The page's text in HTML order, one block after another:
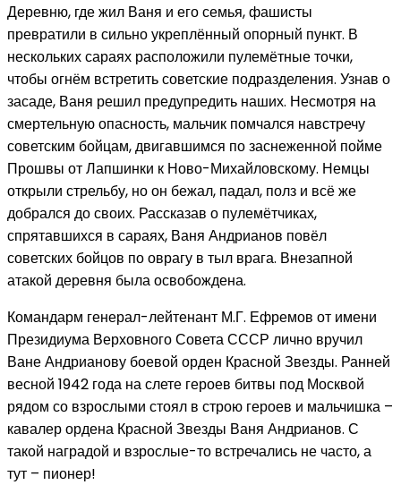
Деревню, где жил Ваня и его семья, фашисты
превратили в сильно укреплённый опорный пункт. В
нескольких сараях расположили пулемётные точки,
чтобы огнём встретить советские подразделения. Узнав о
засаде, Ваня решил предупредить наших. Несмотря на
смертельную опасность, мальчик помчался навстречу
советским бойцам, двигавшимся по заснеженной пойме
Прошвы от Лапшинки к Ново-Михайловскому. Немцы
открыли стрельбу, но он бежал, падал, полз и всё же
добрался до своих. Рассказав о пулемётчиках,
спрятавшихся в сараях, Ваня Андрианов повёл
советских бойцов по оврагу в тыл врага. Внезапной
атакой деревня была освобождена.
Командарм генерал-лейтенант М.Г. Ефремов от имени
Президиума Верховного Совета СССР лично вручил
Ване Андрианову боевой орден Красной Звезды. Ранней
весной 1942 года на слете героев битвы под Москвой
рядом со взрослыми стоял в строю героев и мальчишка –
кавалер ордена Красной Звезды Ваня Андрианов. С
такой наградой и взрослые-то встречались не часто, а
тут – пионер!